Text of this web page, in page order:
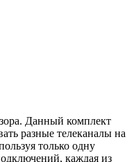
Данный комплект
разные телеканалы на
только одну
каждая из